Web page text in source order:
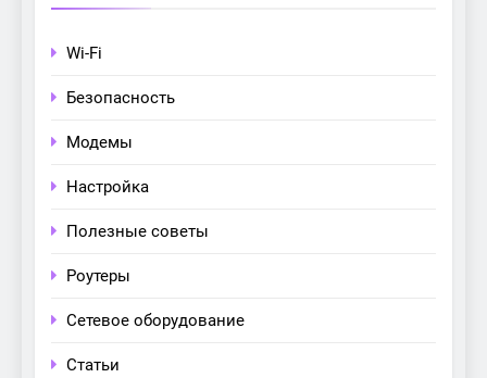
Wi-Fi
Безопасность
Модемы
Настройка
Полезные советы
Роутеры
Сетевое оборудование
Статьи